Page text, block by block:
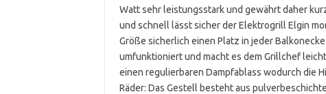
Watt sehr leistungsstark und gewährt daher
und schnell lässt sicher der Elektrogrill Elgin
Größe sicherlich einen Platz in jeder
umfunktioniert und macht es dem Grillchef
einen regulierbaren Dampfablass wodurch die
Räder: Das Gestell besteht aus